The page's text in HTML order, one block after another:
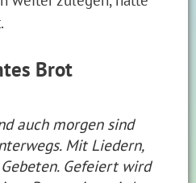
Brot
auch morgen sind
Mit Liedern,
Gefeiert wird